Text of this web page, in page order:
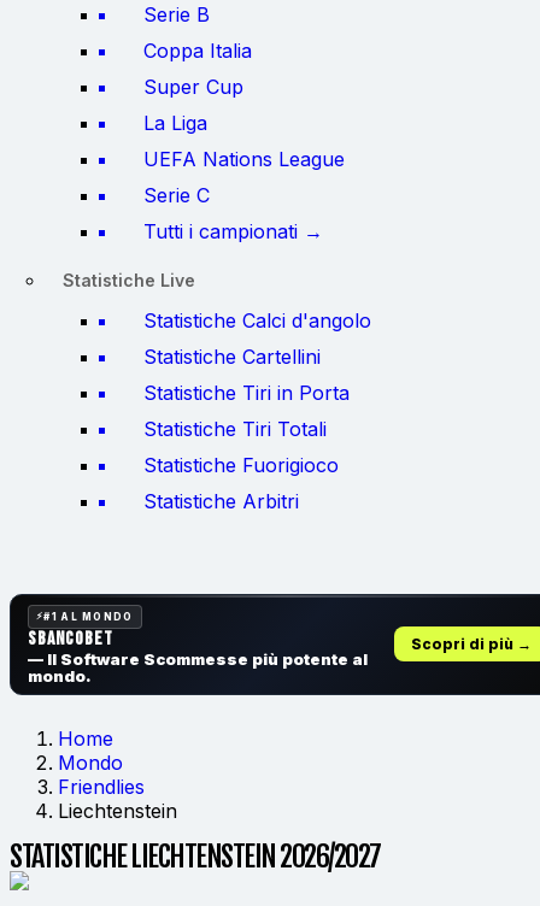
Serie B
Coppa Italia
Super Cup
La Liga
UEFA Nations League
Serie C
Tutti i campionati →
Statistiche Live
Statistiche Calci d'angolo
Statistiche Cartellini
Statistiche Tiri in Porta
Statistiche Tiri Totali
Statistiche Fuorigioco
Statistiche Arbitri
#1 AL MONDO
SbancoBet
— Il Software Scommesse più potente al
mondo.
Scopri di più →
Home
Mondo
Friendlies
Liechtenstein
STATISTICHE LIECHTENSTEIN 2026/2027